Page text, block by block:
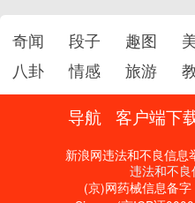
奇闻 段子 趣图
八卦
情感 旅游
导航 客户端下
新浪网违法和不良信
违法和不
(京)网药械信息备